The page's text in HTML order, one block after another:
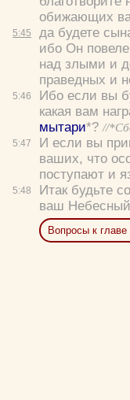
5:45
5:46
5:47
5:48
обижающих
да будете
ибо Он
над злыми и
праведных и
Ибо если вы
какая вам
мытари*? //
И если вы
ваших, что
поступают и
Итак будьте
ваш
Вопросы к главе